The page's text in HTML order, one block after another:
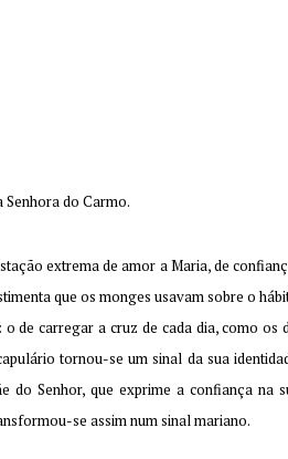
Senhora do Carmo.
extrema de amor a Maria, de
que os monges usavam sobre o
de carregar a cruz de cada dia, como os
tornou-se um sinal da sua
Senhor, que exprime a confiança na
se assim num sinal mariano.